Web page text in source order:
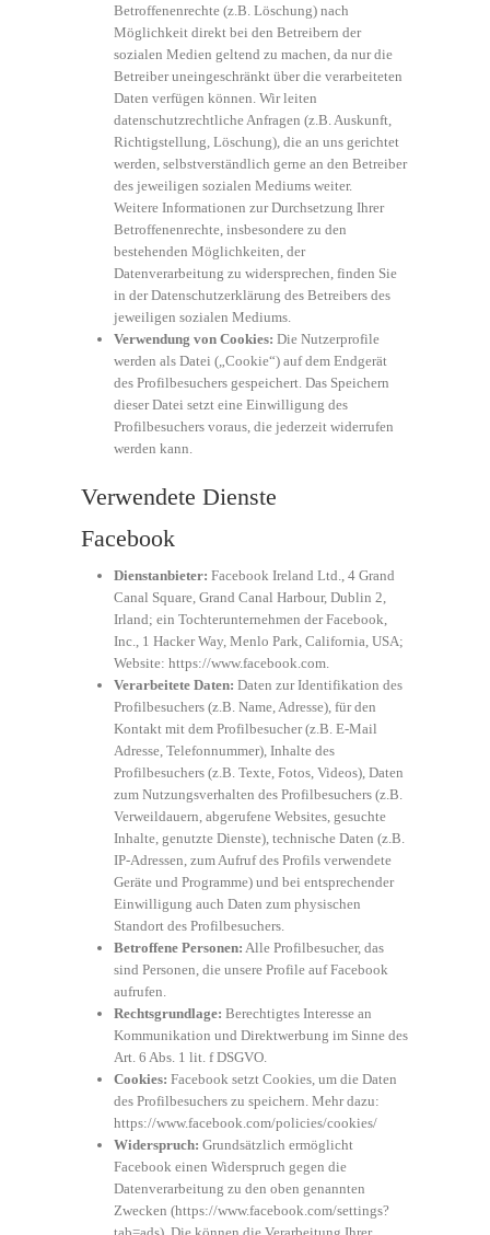
Betroffenenrechte (z.B. Löschung) nach
Möglichkeit direkt bei den Betreibern der
sozialen Medien geltend zu machen, da nur die
Betreiber uneingeschränkt über die verarbeiteten
Daten verfügen können. Wir leiten
datenschutzrechtliche Anfragen (z.B. Auskunft,
Richtigstellung, Löschung), die an uns gerichtet
werden, selbstverständlich gerne an den Betreiber
des jeweiligen sozialen Mediums weiter.
Weitere Informationen zur Durchsetzung Ihrer
Betroffenenrechte, insbesondere zu den
bestehenden Möglichkeiten, der
Datenverarbeitung zu widersprechen, finden Sie
in der Datenschutzerklärung des Betreibers des
jeweiligen sozialen Mediums.
Verwendung von Cookies: Die Nutzerprofile
werden als Datei („Cookie“) auf dem Endgerät
des Profilbesuchers gespeichert. Das Speichern
dieser Datei setzt eine Einwilligung des
Profilbesuchers voraus, die jederzeit widerrufen
werden kann.
Verwendete Dienste
Facebook
Dienstanbieter: Facebook Ireland Ltd., 4 Grand
Canal Square, Grand Canal Harbour, Dublin 2,
Irland; ein Tochterunternehmen der Facebook,
Inc., 1 Hacker Way, Menlo Park, California, USA;
Website: https://www.facebook.com
Verarbeitete Daten: Daten zur Identifikation des
Profilbesuchers (z.B. Name, Adresse), für den
Kontakt mit dem Profilbesucher (z.B. E-Mail
Adresse, Telefonnummer), Inhalte des
Profilbesuchers (z.B. Texte, Fotos, Videos), Daten
zum Nutzungsverhalten des Profilbesuchers (z.B.
Verweildauern, abgerufene Websites, gesuchte
Inhalte, genutzte Dienste), technische Daten (z.B.
IP-Adressen, zum Aufruf des Profils verwendete
Geräte und Programme) und bei entsprechender
Einwilligung auch Daten zum physischen
Standort des Profilbesuchers.
Betroffene Personen: Alle Profilbesucher, das
sind Personen, die unsere Profile auf Facebook
aufrufen.
Rechtsgrundlage: Berechtigtes Interesse an
Kommunikation und Direktwerbung im Sinne des
Art. 6 Abs. 1 lit. f DSGVO.
Cookies: Facebook setzt Cookies, um die Daten
des Profilbesuchers zu speichern. Mehr dazu:
https://www.facebook.com/policies/cookies/
Widerspruch: Grundsätzlich ermöglicht
Facebook einen Widerspruch gegen die
Datenverarbeitung zu den oben genannten
Zwecken (https://www.facebook.com/settings?